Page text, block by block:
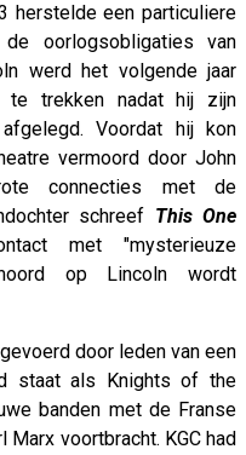
herstelde een particuliere
oorlogsobligaties van
werd het volgende jaar
trekken nadat hij zijn
Voordat hij kon
vermoord door John
connecties met de
schreef This One
met "mysterieuze
op Lincoln wordt
door leden van een
staat als Knights of the
banden met de Franse
voortbracht. KGC had